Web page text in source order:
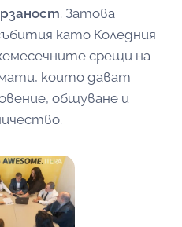
. Затова
като Коледния
срещи на
които дават
общуване и